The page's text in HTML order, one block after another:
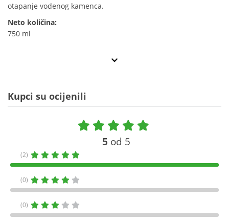
otapanje vodenog kamenca.
Neto količina:
750 ml
Kupci su ocijenili
5 od 5
(2)
(0)
(0)